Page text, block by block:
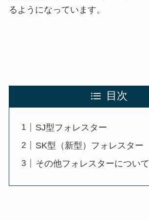
るようになっています。
目次
SJ型フォレスター
SK型（新型）フォレスター
その他フォレスターについて